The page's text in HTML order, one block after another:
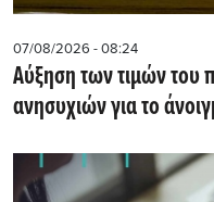
07/08/2026 - 08:24
Αύξηση των τιμών του
ανησυχιών για το